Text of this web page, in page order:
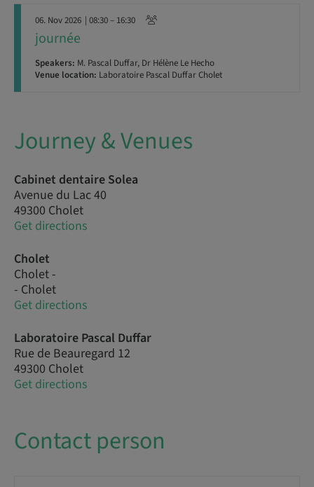
06. Nov 2026 | 08:30 – 16:30
journée
Speakers: M. Pascal Duffar, Dr Hélène Le Hecho
Venue location: Laboratoire Pascal Duffar Cholet
Journey & Venues
Cabinet dentaire Solea
Avenue du Lac 40
49300 Cholet
Get directions
Cholet
Cholet -
- Cholet
Get directions
Laboratoire Pascal Duffar
Rue de Beauregard 12
49300 Cholet
Get directions
Contact person